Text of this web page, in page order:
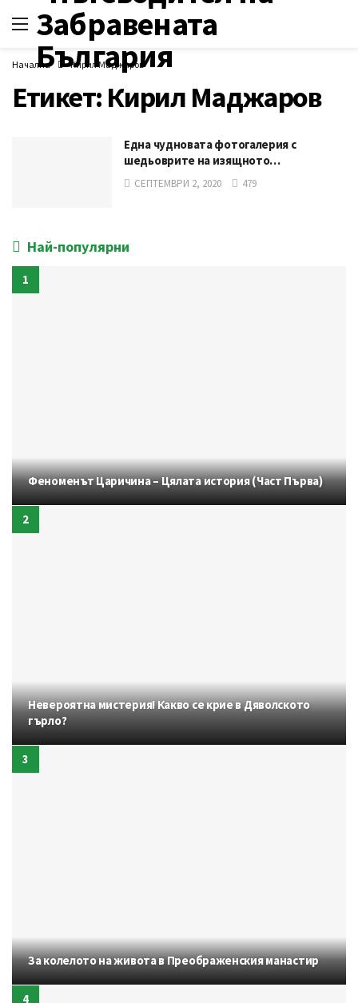
Начална Кирил Маджаров
Етикет: Кирил Маджаров
Една чудновата фотогалерия с
шедьоврите на изящното…
СЕПТЕМВРИ 2, 2020 479
Най-популярни
Феноменът Царичина – Цялата история (Част Първа)
Невероятна мистерия! Какво се крие в Дяволското
гърло?
За колелото на живота в Преображенския манастир